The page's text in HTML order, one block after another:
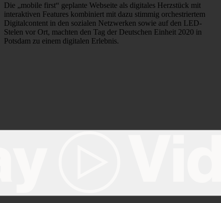
Die „mobile first“ geplante Webseite als digitales Herzstück mit
interaktiven Features kombiniert mit dazu stimmig orchestriertem
Digitalcontent in den sozialen Netzwerken sowie auf den LED-
Stelen vor Ort, machten den Tag der Deutschen Einheit 2020 in
Potsdam zu einem digitalen Erlebnis.